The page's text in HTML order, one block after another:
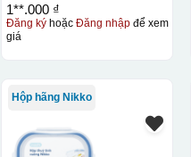
1**.000 ₫
Đăng kýhoặc Đăng nhậpđể xem
giá
Hộp hãng Nikko